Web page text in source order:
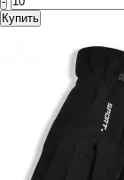
Купить